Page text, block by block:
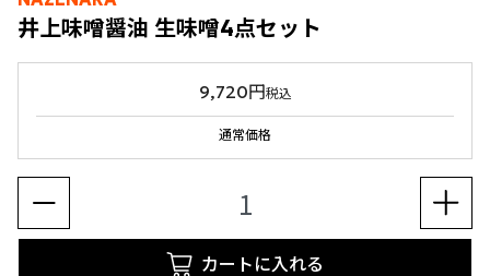
井上味噌醤油 生味噌4点セット
9,720円税込
通常価格
カートに入れる